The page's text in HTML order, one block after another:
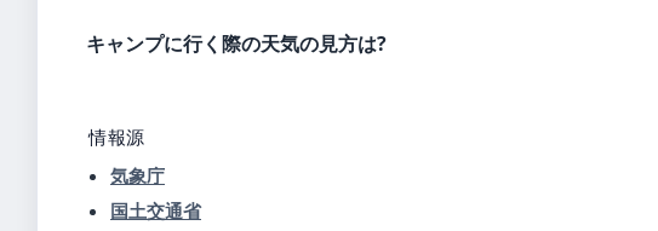
キャンプに行く際の天気の見方は?
情報源
気象庁
国土交通省